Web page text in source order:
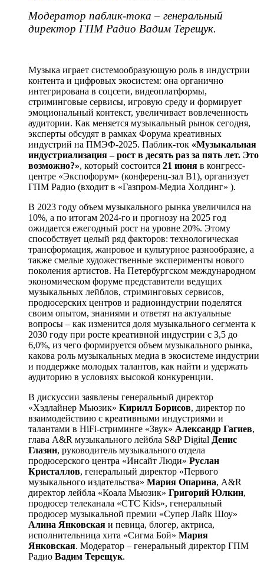
Модератор паблик-тока – генеральный
директор ГПМ Радио Вадим Терещук.
Музыка играет системообразующую роль в индустрии
контента и цифровых экосистем: она органично
интегрирована в соцсети, видеоплатформы,
стриминговые сервисы, игровую среду и формирует
эмоциональный контекст, увеличивает вовлеченность
аудитории. Как меняется музыкальный рынок сегодня,
эксперты обсудят в рамках Форума креативных
индустрий на ПМЭФ-2025. Паблик-ток «Музыкальная
индустриализация – рост в десять раз за пять лет. Это
возможно?», который состоится 21 июня в конгресс-
центре «Экспофорум» (конференц-зал B1), организует
ГПМ Радио (входит в «Газпром-Медиа Холдинг» ).
В 2023 году объем музыкального рынка увеличился на
10%, а по итогам 2024-го и прогнозу на 2025 год
ожидается ежегодный рост на уровне 20%. Этому
способствует целый ряд факторов: технологическая
трансформация, жанровое и культурное разнообразие, а
также смелые художественные эксперименты нового
поколения артистов. На Петербургском международном
экономическом форуме представители ведущих
музыкальных лейблов, стриминговых сервисов,
продюсерских центров и радиоиндустрии поделятся
своим опытом, знаниями и ответят на актуальные
вопросы – как изменится доля музыкального сегмента к
2030 году при росте креативной индустрии с 3,5 до
6,0%, из чего формируется объем музыкального рынка,
какова роль музыкальных медиа в экосистеме индустрии
и поддержке молодых талантов, как найти и удержать
аудиторию в условиях высокой конкуренции.
В дискуссии заявлены генеральный директор
«Хэдлайнер Мьюзик» Кирилл Борисов, директор по
взаимодействию с креативными индустриями и
талантами в HiFi-стриминге «Звук» Александр Гагиев,
глава A&R музыкального лейбла S&P Digital Денис
Глазин, руководитель музыкального отдела
продюсерского центра «Инсайт Люди» Руслан
Кристаллов, генеральный директор «Первого
музыкального издательства» Мария Опарина, A&R
директор лейбла «Коала Мьюзик» Григорий Юлкин,
продюсер телеканала «СТС Kids», генеральный
продюсер музыкальной премии «Супер Лайк Шоу»
Алина Янковская и певица, блогер, актриса,
исполнительница хита «Сигма Бой» Мария
Янковская. Модератор – генеральный директор ГПМ
Радио Вадим Терещук.